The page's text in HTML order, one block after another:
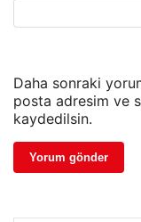
Daha sonraki
posta adresim ve
kaydedilsin.